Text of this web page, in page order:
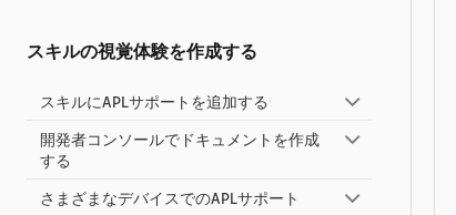
スキルの視覚体験を作成する
スキルにAPLサポートを追加する
開発者コンソールでドキュメントを作成
する
さまざまなデバイスでのAPLサポート